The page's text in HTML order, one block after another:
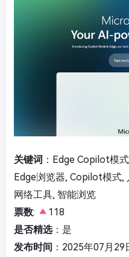
关键词 ：Edge Copilot模
Edge浏览器, Copilot模式,
网络工具, 智能浏览
票数:
118
是否精选：是
发布时间 ：2025年07月